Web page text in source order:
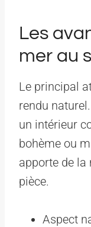
Les
mer au
Le principal
rendu
un intérieur
bohème ou
apporte de
pièce.
Aspect